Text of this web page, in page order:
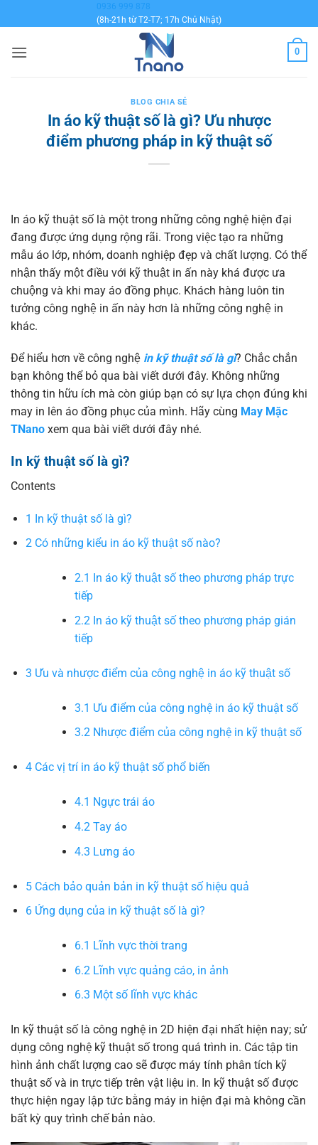
qua
dung
0936 999 878
(8h-21h từ T2-T7; 17h Chủ Nhật)
0
BLOG CHIA SẺ
In áo kỹ thuật số là gì? Ưu nhược
điểm phương pháp in kỹ thuật số
In áo kỹ thuật số là một trong những công nghệ hiện đại
đang được ứng dụng rộng rãi. Trong việc tạo ra những
mẫu áo lớp, nhóm, doanh nghiệp đẹp và chất lượng. Có thể
nhận thấy một điều với kỹ thuật in ấn này khá được ưa
chuộng và khi may áo đồng phục. Khách hàng luôn tin
tưởng công nghệ in ấn này hơn là những công nghệ in
khác.
Để hiểu hơn về công nghệ in kỹ thuật số là gì? Chắc chắn
bạn không thể bỏ qua bài viết dưới đây. Không những
thông tin hữu ích mà còn giúp bạn có sự lựa chọn đúng khi
may in lên áo đồng phục của mình. Hãy cùng May Mặc
TNano xem qua bài viết dưới đây nhé.
In kỹ thuật số là gì?
Contents
1 In kỹ thuật số là gì?
2Có những kiểu in áo kỹ thuật số nào?
2.1
In áo kỹ thuật số theo phương pháp trực
tiếp
2.2 In áo kỹ thuật số theo phương pháp gián
tiếp
3 Ưu và nhược điểm của công nghệ in áo kỹ thuật số
3.1 Ưu điểm của công nghệ in áo kỹ thuật số
3.2Nhược điểm của công nghệ in kỹ thuật số
4Các vị trí in áo kỹ thuật số phổ biến
4.1 Ngực trái áo
4.2Tay áo
4.3 Lưng áo
5Cách bảo quản bản in kỹ thuật số hiệu quả
6Ứng dụng của in kỹ thuật số là gì?
6.1 Lĩnh vực thời trang
6.2 Lĩnh vực quảng cáo, in ảnh
6.3 Một số lĩnh vực khác
In kỹ thuật số là công nghệ in 2D hiện đại nhất hiện nay; sử
dụng công nghệ kỹ thuật số trong quá trình in. Các tập tin
hình ảnh chất lượng cao sẽ được máy tính phân tích kỹ
thuật số và in trực tiếp trên vật liệu in. In kỹ thuật số được
thực hiện ngay lập tức bằng máy in hiện đại mà không cần
bất kỳ quy trình chế bản nào.